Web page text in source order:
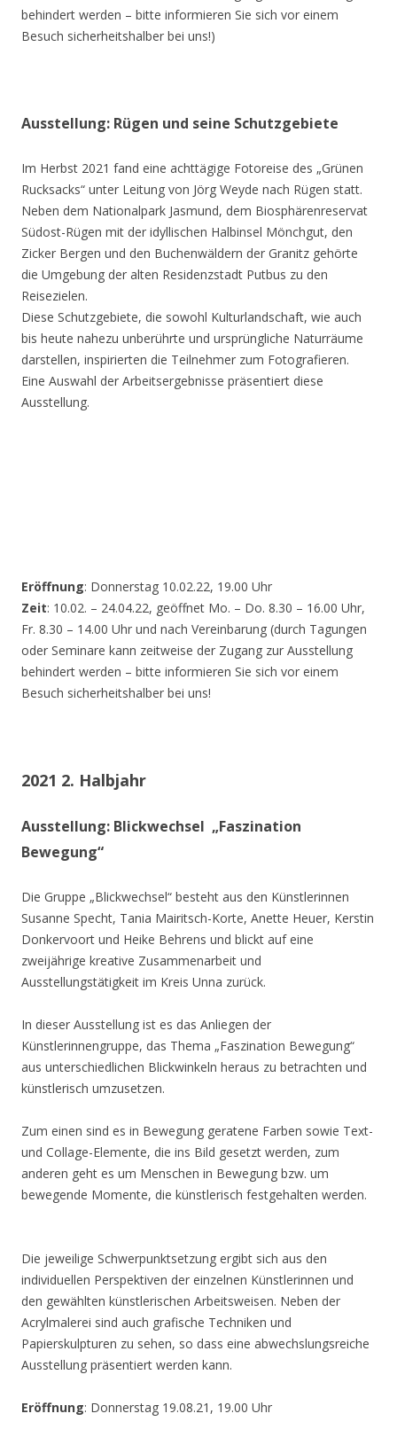
behindert werden – bitte informieren Sie sich vor einem
Besuch sicherheitshalber bei uns!)
Ausstellung: Rügen und seine Schutzgebiete
Im Herbst 2021 fand eine achttägige Fotoreise des „Grünen
Rucksacks“ unter Leitung von Jörg Weyde nach Rügen statt.
Neben dem Nationalpark Jasmund, dem Biosphärenreservat
Südost-Rügen mit der idyllischen Halbinsel Mönchgut, den
Zicker Bergen und den Buchenwäldern der Granitz gehörte
die Umgebung der alten Residenzstadt Putbus zu den
Reisezielen.
Diese Schutzgebiete, die sowohl Kulturlandschaft, wie auch
bis heute nahezu unberührte und ursprüngliche Naturräume
darstellen, inspirierten die Teilnehmer zum Fotografieren.
Eine Auswahl der Arbeitsergebnisse präsentiert diese
Ausstellung.
Eröffnung: Donnerstag 10.02.22, 19.00 Uhr
Zeit: 10.02. – 24.04.22, geöffnet Mo. – Do. 8.30 – 16.00 Uhr,
Fr. 8.30 – 14.00 Uhr und nach Vereinbarung (durch Tagungen
oder Seminare kann zeitweise der Zugang zur Ausstellung
behindert werden – bitte informieren Sie sich vor einem
Besuch sicherheitshalber bei uns!
2021 2. Halbjahr
Ausstellung: Blickwechsel „Faszination
Bewegung“
Die Gruppe „Blickwechsel“ besteht aus den Künstlerinnen
Susanne Specht, Tania Mairitsch-Korte, Anette Heuer, Kerstin
Donkervoort und Heike Behrens und blickt auf eine
zweijährige kreative Zusammenarbeit und
Ausstellungstätigkeit im Kreis Unna zurück.
In dieser Ausstellung ist es das Anliegen der
Künstlerinnengruppe, das Thema „Faszination Bewegung“
aus unterschiedlichen Blickwinkeln heraus zu betrachten und
künstlerisch umzusetzen.
Zum einen sind es in Bewegung geratene Farben sowie Text-
und Collage-Elemente, die ins Bild gesetzt werden, zum
anderen geht es um Menschen in Bewegung bzw. um
bewegende Momente, die künstlerisch festgehalten werden.
Die jeweilige Schwerpunktsetzung ergibt sich aus den
individuellen Perspektiven der einzelnen Künstlerinnen und
den gewählten künstlerischen Arbeitsweisen. Neben der
Acrylmalerei sind auch grafische Techniken und
Papierskulpturen zu sehen, so dass eine abwechslungsreiche
Ausstellung präsentiert werden kann.
Eröffnung: Donnerstag 19.08.21, 19.00 Uhr